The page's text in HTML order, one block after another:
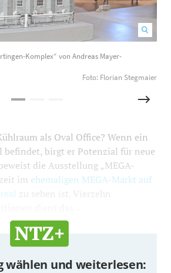
Komplex“ von Andreas Mayer-
Foto: Florian Stegmaier
als Oval Office? Wenn ein
befindet, birgt er Potenzial für neue
die Ausstellung „MEGA-
im ehemaligen MEGA-Markt auf
zu sehen ist. Vierzehn
wählen und weiterlesen: